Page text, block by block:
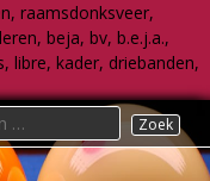
raamsdonksveer,
beja, bv, b.e.j.a.,
libre, kader, driebanden,